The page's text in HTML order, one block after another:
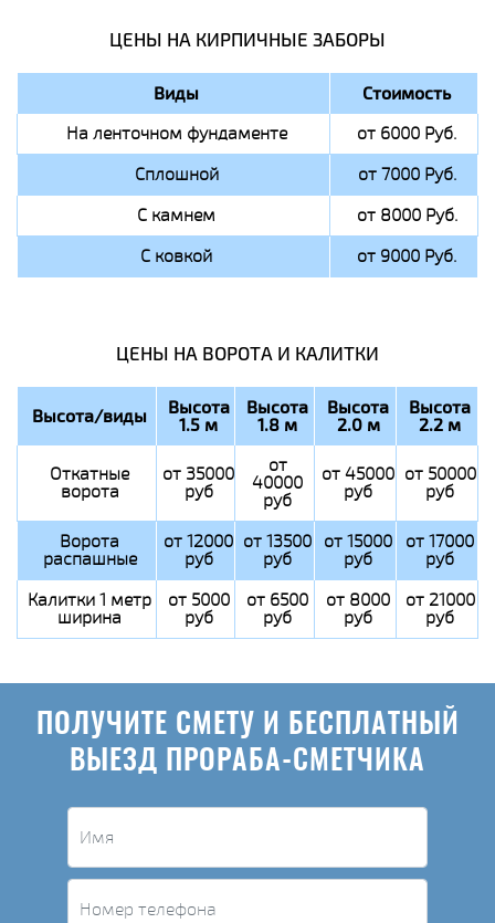
ЦЕНЫ НА КИРПИЧНЫЕ ЗАБОРЫ
Виды Стоимость
На ленточном фундаменте
от 6000 Руб.
Сплошной
от 7000 Руб.
С камнем
от 8000 Руб.
С ковкой
от 9000 Руб.
ЦЕНЫ НА ВОРОТА И КАЛИТКИ
Высота/виды Высота
1.5 м
Высота
1.8 м
Высота
2.0 м
Высота
2.2 м
Откатные
ворота
от 35000
руб
от
40000
руб
от 45000
руб
от 50000
руб
Ворота
распашные
от 12000
руб
от 13500
руб
от 15000
руб
от 17000
руб
Калитки 1 метр
ширина
от 5000
руб
от 6500
руб
от 8000
руб
от 21000
руб
ПОЛУЧИТЕ СМЕТУ И БЕСПЛАТНЫЙ
ВЫЕЗД ПРОРАБА-СМЕТЧИКА